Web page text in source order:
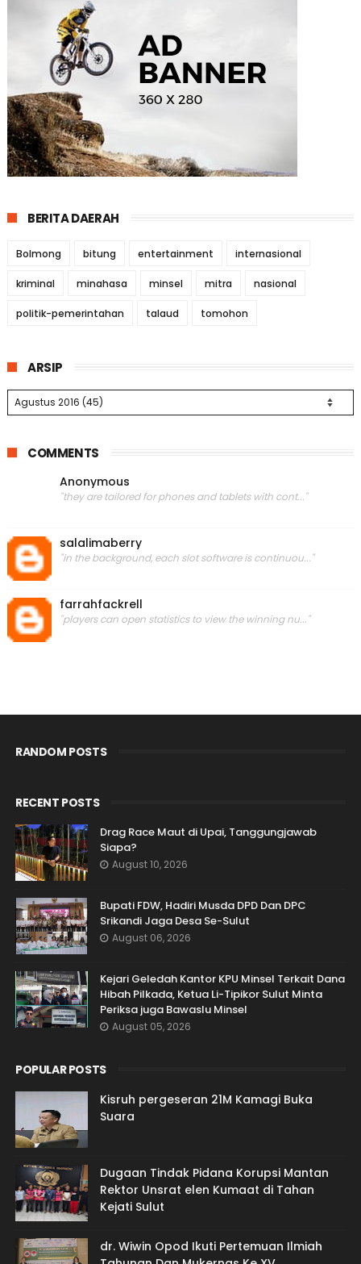
BERITA DAERAH
Bolmong bitung entertainment internasional
kriminal minahasa minsel mitra nasional
politik-pemerintahan talaud tomohon
ARSIP
COMMENTS
Anonymous
"they are tailored for phones and tablets with cont..."
salalimaberry
"in the background, each slot software is continuou..."
farrahfackrell
"players can open statistics to view the winning nu..."
RANDOM POSTS
RECENT POSTS
Drag Race Maut di Upai, Tanggungjawab
Siapa?
August 10, 2026
Bupati FDW, Hadiri Musda DPD Dan DPC
Srikandi Jaga Desa Se-Sulut
August 06, 2026
Kejari Geledah Kantor KPU Minsel Terkait Dana
Hibah Pilkada, Ketua Li-Tipikor Sulut Minta
Periksa juga Bawaslu Minsel
August 05, 2026
POPULAR POSTS
Kisruh pergeseran 21M Kamagi Buka
Suara
Dugaan Tindak Pidana Korupsi Mantan
Rektor Unsrat elen Kumaat di Tahan
Kejati Sulut
dr. Wiwin Opod Ikuti Pertemuan Ilmiah